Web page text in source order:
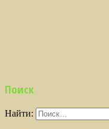
Поиск
Найти: